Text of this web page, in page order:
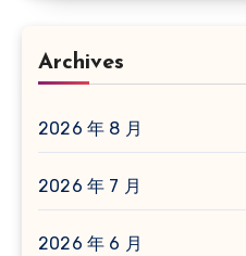
Archives
2026 年 8 月
2026 年 7 月
2026 年 6 月